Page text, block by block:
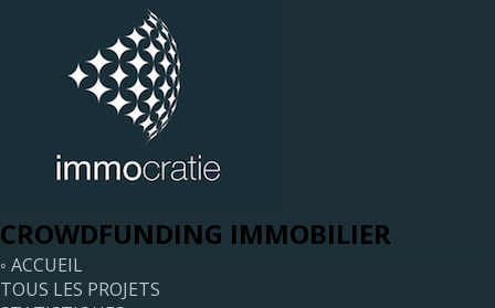
CROWDFUNDING IMMOBILIER
◦ ACCUEIL
TOUS LES PROJETS